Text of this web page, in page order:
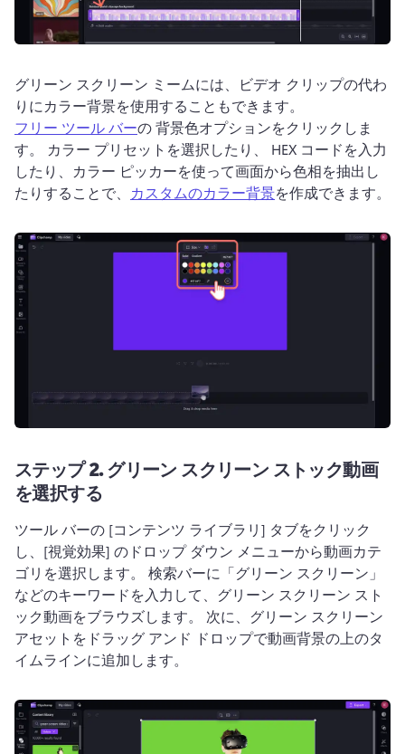
グリーン スクリーン ミームには、ビデオ クリップの代わ
りにカラー背景を使用することもできます。
フリー ツール バーの 背景色オプションをクリックしま
す。 カラー プリセットを選択したり、 HEX コードを入力
したり、カラー ピッカーを使って画面から色相を抽出し
たりすることで、 カスタムのカラー背景
ステップ 2.グリーン スクリーン ストック動画
を選択する
ツール バーの [コンテンツ ライブラリ] タブをクリック
し、[視覚効果] のドロップ ダウン メニューから動画カテ
ゴリを選択します。
検索バーに「グリーン スクリーン」
などのキーワードを入力して、グリーン スクリーン スト
ック動画をブラウズします。 次に、グリーン スクリーン
アセットをドラッグ アンド ドロップで動画背景の上のタ
イムラインに追加します。